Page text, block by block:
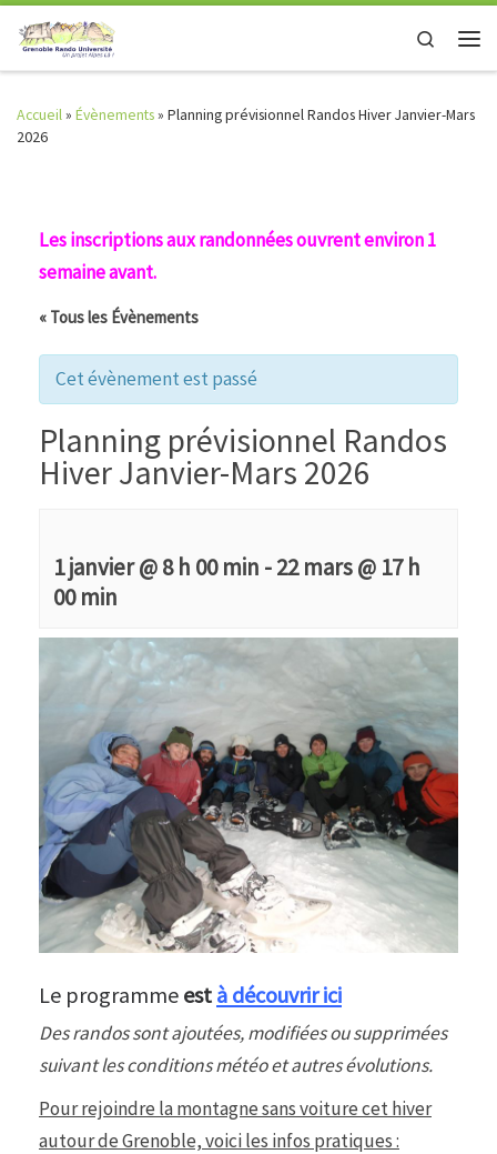
Skip to content
Search
Accueil» Évènements» Planning prévisionnel Randos Hiver Janvier-Mars
2026
Les inscriptions aux randonnées ouvrent environ 1
semaine avant.
« Tous les Évènements
Cet évènement est passé
Planning prévisionnel Randos
Hiver Janvier-Mars 2026
1 janvier @ 8 h 00 min -22 mars @ 17 h
00 min
Le programme est à découvrir ici
Des randos sont ajoutées, modifiées ou supprimées
suivant les conditions météo et autres évolutions.
Pour rejoindre la montagne sans voiture cet hiver
autour de Grenoble, voici les infos pratiques :